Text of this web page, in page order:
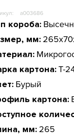
a003686
короба:
мм:
картона:Т-
Бурый
картона:
мм: 265